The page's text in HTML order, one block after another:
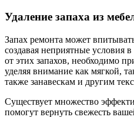
Удаление запаха из
Запах ремонта может
создавая неприятные условия
от этих запахов, необходимо
уделяя внимание как мягкой,
также занавескам и другим
Существует множество
помогут вернуть свежесть